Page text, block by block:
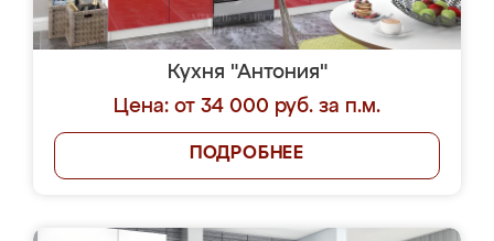
Кухня "Антония"
Цена: от 34 000 руб. за п.м.
ПОДРОБНЕЕ